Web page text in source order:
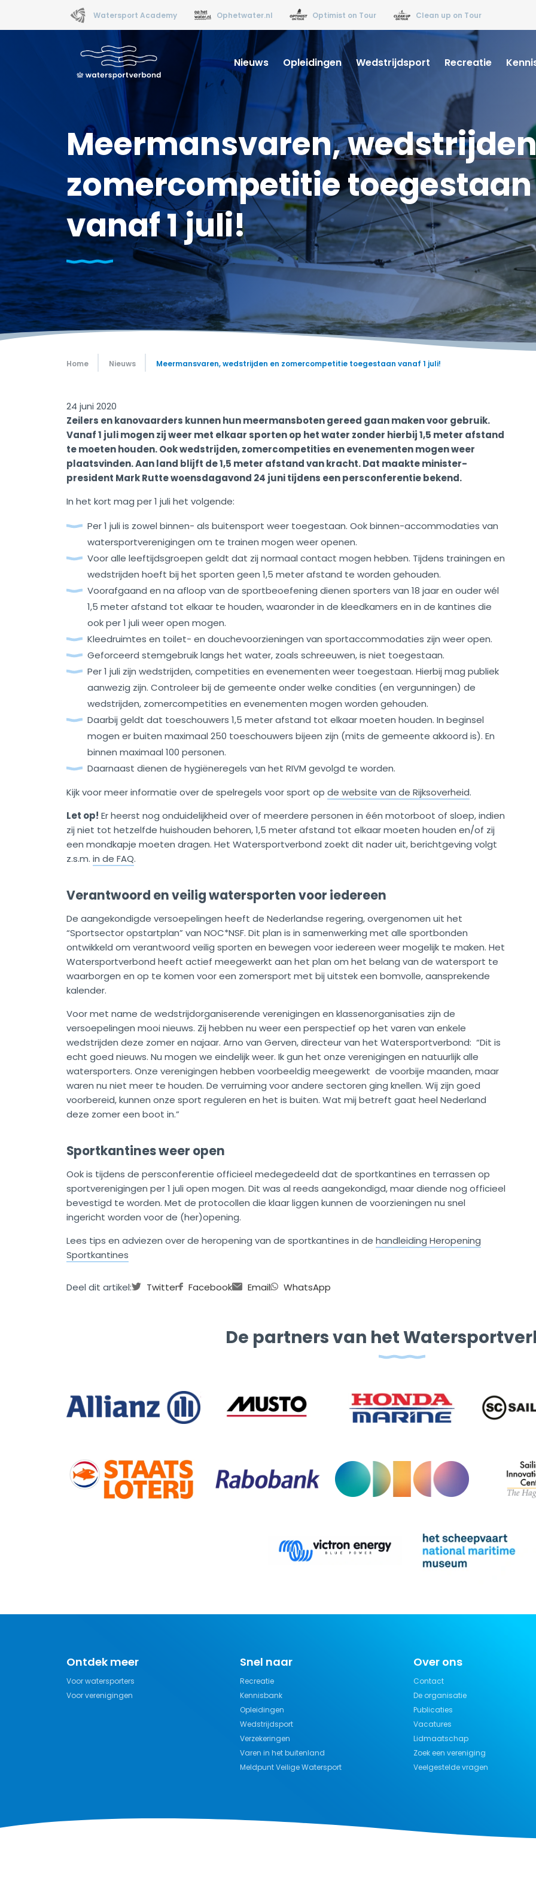
Watersport Academy Ophetwater.nl Optimist on Tour Clean up on Tour
Nieuws Opleidingen Wedstrijdsport Recreatie
Meermansvaren,
zomercompetitie toegestaan
vanaf 1 juli!
Home Nieuws Meermansvaren, wedstrijden en zomercompetitie toegestaan vanaf 1 juli!
24 juni 2020
Zeilers en kanovaarders kunnen hun meermansboten gereed gaan maken voor gebruik.
Vanaf 1 juli mogen zij weer met elkaar sporten op het water zonder hierbij 1,5 meter afstand
te moeten houden.Ook wedstrijden, zomercompetities en evenementen mogen weer
plaatsvinden.Aan land blijft de 1,5 meter afstand van kracht. Dat maakteminister-
president Mark Ruttewoensdagavond 24 juni tijdens een persconferentie bekend.
In het kort mag per 1 juli het volgende:
Per 1 juli is zowel binnen- als buitensport weer toegestaan. Ook binnen-accommodaties van
watersportverenigingen om te trainen mogen weer openen.
Voor alle leeftijdsgroepen geldt dat zij normaal contact mogen hebben. Tijdens trainingen en
wedstrijden hoeft bij het sporten geen 1,5 meter afstand te worden gehouden.
Voorafgaand en na afloop van de sportbeoefening dienen sporters van 18 jaar en ouder wél
1,5 meter afstand tot elkaar te houden, waaronder in de kleedkamers en in de kantines die
ook per 1 juli weer open mogen.
Kleedruimtes en toilet- en douchevoorzieningen van sportaccommodaties zijn weer open.
Geforceerd stemgebruik langs het water, zoals schreeuwen, is niet toegestaan.
Per 1 juli zijn wedstrijden, competities en evenementen weer toegestaan. Hierbij mag publiek
aanwezig zijn. Controleer bij de gemeente onder welke condities (en vergunningen) de
wedstrijden, zomercompetities en evenementen mogen worden gehouden.
Daarbij geldt dat toeschouwers 1,5 meter afstand tot elkaar moeten houden. In beginsel
mogen er buiten maximaal 250 toeschouwers bijeen zijn (mits de gemeente akkoord is). En
binnen maximaal 100 personen.
Daarnaast dienen de hygiëneregels van het RIVM gevolgd te worden.
Kijk voor meer informatie over de spelregels voor sport op de website van de Rijksoverheid.
Let op! Er heerst nog onduidelijkheid over of meerdere personen in één motorboot of sloep, indien
zij niet tot hetzelfde huishouden behoren, 1,5 meter afstand tot elkaar moeten houden en/of zij
een mondkapje moeten dragen. Het Watersportverbond zoekt dit nader uit, berichtgeving volgt
z.s.m. in de FAQ.
Verantwoord en veilig watersporten voor iedereen
De aangekondigde versoepelingen heeft de Nederlandse regering, overgenomen uit het
“Sportsector opstartplan” van NOC*NSF. Dit plan is in samenwerking met alle sportbonden
ontwikkeld om verantwoord veilig sporten en bewegen voor iedereen weer mogelijk te maken. Het
Watersportverbond heeft actief meegewerkt aan het plan om het belang van de watersport te
waarborgen en op te komen voor een zomersport met bij uitstek een bomvolle, aansprekende
kalender.
Voor met name de wedstrijdorganiserende verenigingen en klassenorganisaties zijn de
versoepelingen mooi nieuws. Zij hebben nu weer een perspectief op het varen van enkele
wedstrijden deze zomer en najaar. Arno van Gerven, directeur van het Watersportverbond: “Dit is
echt goed nieuws. Nu mogen we eindelijk weer. Ik gun het onze verenigingen en natuurlijk alle
watersporters. Onze verenigingen hebben voorbeeldig meegewerkt de voorbije maanden, maar
waren nu niet meer te houden. De verruiming voor andere sectoren ging knellen. Wij zijn goed
voorbereid, kunnen onze sport reguleren en het is buiten. Wat mij betreft gaat heel Nederland
deze zomer een boot in.”
Sportkantines weer open
Ook is tijdens de persconferentie officieel medegedeeld dat de sportkantines en terrassen op
sportverenigingen per 1 juli open mogen. Dit was al reeds aangekondigd, maar diende nog officieel
bevestigd te worden. Met de protocollen die klaar liggen kunnen de voorzieningen nu snel
ingericht worden voor de (her)opening.
Lees tips en adviezen over de heropening van de sportkantines in de handleiding Heropening
Sportkantines
Deel dit artikel: Twitter Facebook Email WhatsApp
De partners van het
Ontdek meer
Voor watersporters
Voor verenigingen
Snel naar
Recreatie
Kennisbank
Opleidingen
Wedstrijdsport
Verzekeringen
Varen in het buitenland
Meldpunt Veilige Watersport
Over ons
Contact
De organisatie
Publicaties
Vacatures
Lidmaatschap
Zoek een vereniging
Veelgestelde vragen